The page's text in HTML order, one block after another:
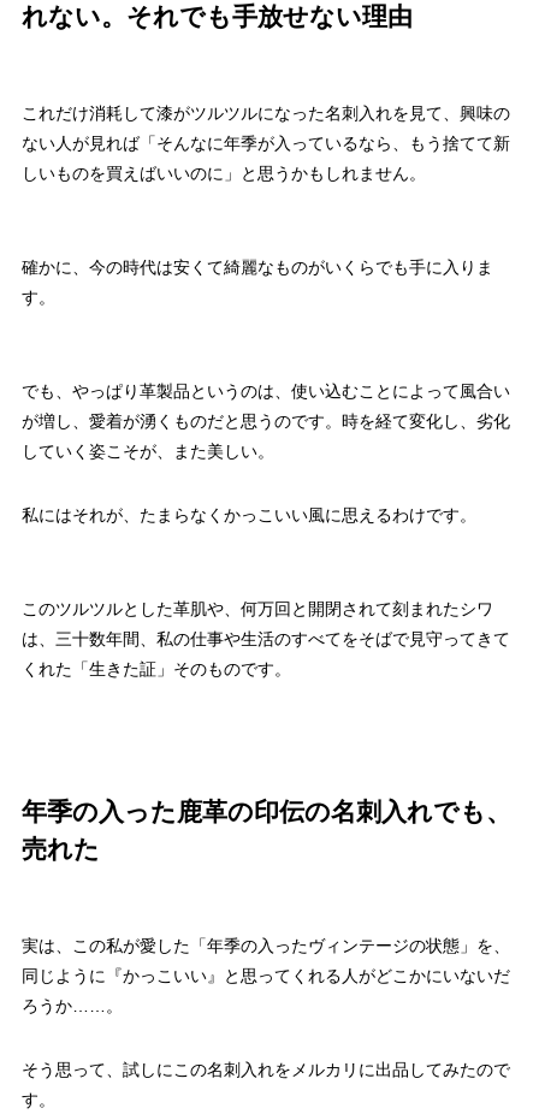
れない。それでも手放せない理由
これだけ消耗して漆がツルツルになった名刺入れを見て、興味の
ない人が見れば「そんなに年季が入っているなら、もう捨てて新
しいものを買えばいいのに」と思うかもしれません。
確かに、今の時代は安くて綺麗なものがいくらでも手に入りま
す。
でも、やっぱり革製品というのは、使い込むことによって風合い
が増し、愛着が湧くものだと思うのです。時を経て変化し、劣化
していく姿こそが、また美しい。
私にはそれが、たまらなくかっこいい風に思えるわけです。
このツルツルとした革肌や、何万回と開閉されて刻まれたシワ
は、三十数年間、私の仕事や生活のすべてをそばで見守ってきて
くれた「生きた証」そのものです。
年季の入った鹿革の印伝の名刺入れでも、
売れた
実は、この私が愛した「年季の入ったヴィンテージの状態」を、
同じように『かっこいい』と思ってくれる人がどこかにいないだ
ろうか……。
そう思って、試しにこの名刺入れをメルカリに出品してみたので
す。